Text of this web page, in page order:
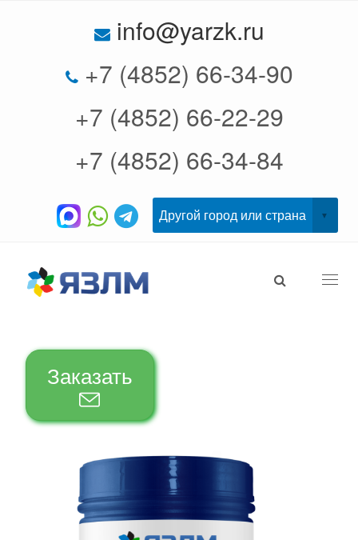
info@yarzk.ru
+7 (4852) 66-34-90
+7 (4852) 66-22-29
+7 (4852) 66-34-84
Заказать